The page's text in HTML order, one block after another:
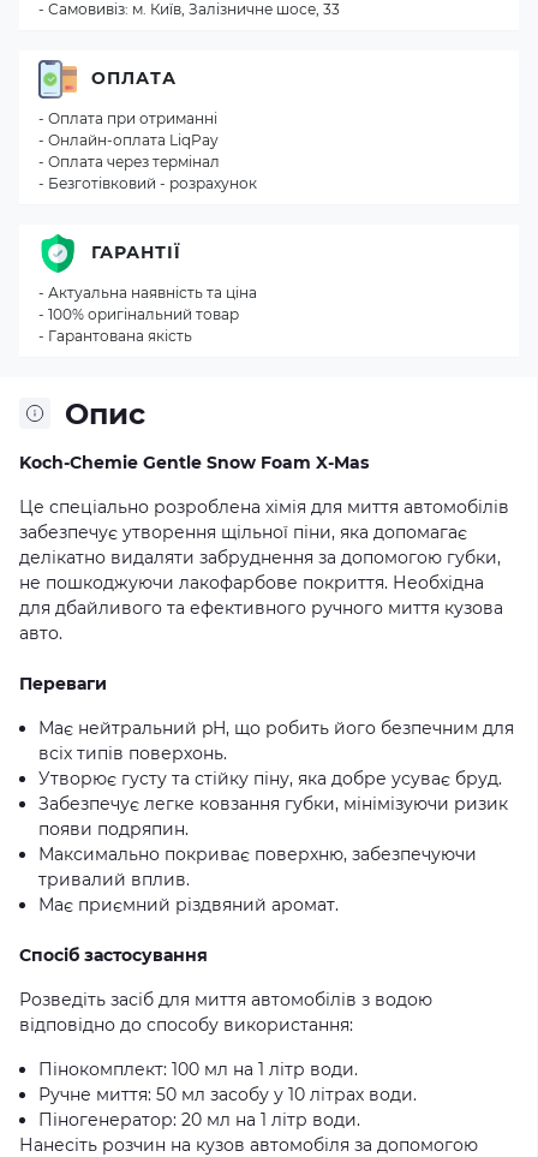
Опис
Koch-Chemie Gentle Snow Foam X-Mas
Це спеціально розроблена хімія для миття автомобілів
забезпечує утворення щільної піни, яка допомагає
делікатно видаляти забруднення за допомогою губки,
не пошкоджуючи лакофарбове покриття. Необхідна
для дбайливого та ефективного ручного миття кузова
авто.
Переваги
Має нейтральний pH, що робить його безпечним для
всіх типів поверхонь.
Утворює густу та стійку піну, яка добре усуває бруд.
Забезпечує легке ковзання губки, мінімізуючи ризик
появи подряпин.
Максимально покриває поверхню, забезпечуючи
тривалий вплив.
Має приємний різдвяний аромат.
Спосіб застосування
Розведіть засіб для миття автомобілів з водою
відповідно до способу використання:
Пінокомплект: 100 мл на 1 літр води.
Ручне миття: 50 мл засобу у 10 літрах води.
Піногенератор: 20 мл на 1 літр води.
Нанесіть розчин на кузов автомобіля за допомогою
- Самовивіз: м. Київ, Залізничне шосе, 33
ОПЛАТА
- Оплата при отриманні
- Онлайн-оплата LiqPay
- Оплата через термінал
- Безготівковий - розрахунок
ГАРАНТІЇ
- Актуальна наявність та ціна
- 100% оригінальний товар
- Гарантована якість